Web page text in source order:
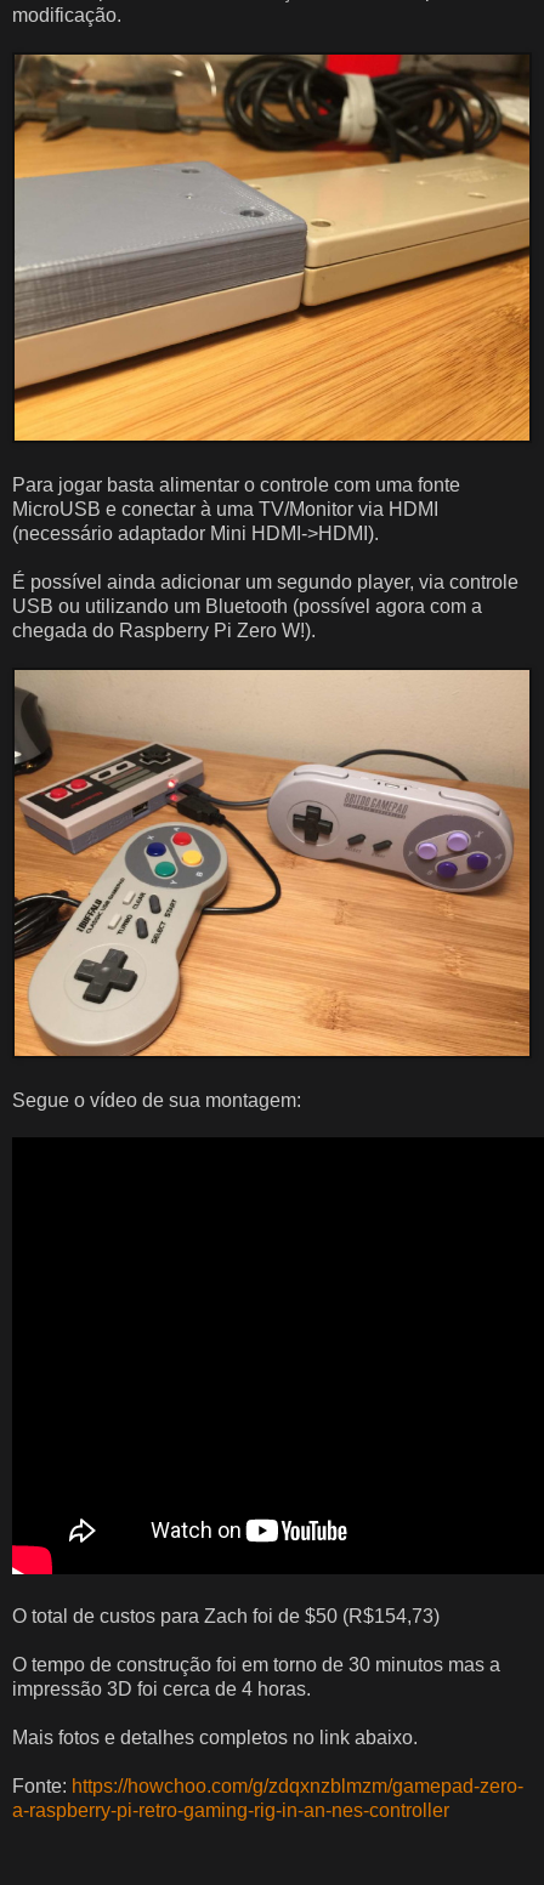
modificação.
Para jogar basta alimentar o controle com uma fonte
MicroUSB e conectar à uma TV/Monitor via HDMI
(necessário adaptador Mini HDMI->HDMI).
É possível ainda adicionar um segundo player, via controle
USB ou utilizando um Bluetooth (possível agora com a
chegada do Raspberry Pi Zero W!).
Segue o vídeo de sua montagem:
O total de custos para Zach foi de $50 (R$154,73)
O tempo de construção foi em torno de 30 minutos mas a
impressão 3D foi cerca de 4 horas.
Mais fotos e detalhes completos no link abaixo.
Fonte: https://howchoo.com/g/zdqxnzblmzm/gamepad-zero-
a-raspberry-pi-retro-gaming-rig-in-an-nes-controller